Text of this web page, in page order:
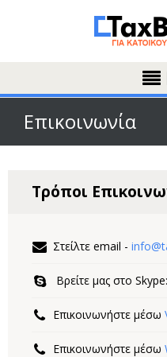
Επικοινωνία
Τρόποι
Στείλτε email -
Βρείτε μας στο
Επικοινωνήστε μέσω
Επικοινωνήστε μέσω